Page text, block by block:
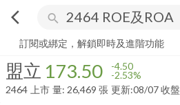
arrow_back_ios search
盟立 173.50 -2.53%
訂閱或綁定，解鎖即時及進階功能
盟立 173.50 -4.50
-2.53%
2464 上市 量: 26,469 張 更新:08/07 收盤